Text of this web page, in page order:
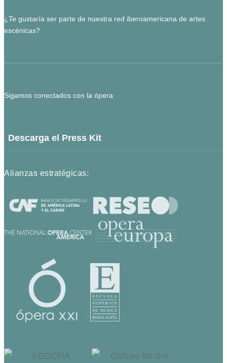
¿Te gustaría ser parte de nuestra red iberoamericana de artes
escénicas?
Sigamos conectados con la ópera
Descarga el Press Kit
Alianzas estratégicas: